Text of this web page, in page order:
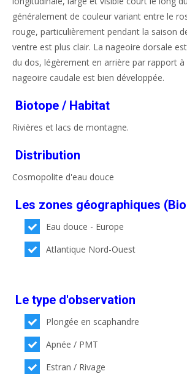
généralement de couleur variant entre le
rouge, particulièrement pendant la saison
ventre est plus clair. La nageoire dorsale
du dos, légèrement en arrière par rapport à
nageoire caudale est bien développée.
Biotope / Habitat
Rivières et lacs de montagne.
Distribution
Cosmopolite d'eau douce
Les zones géographiques
Eau douce - Europe
Atlantique Nord-Ouest
Le type d'observation
Plongée en scaphandre
Apnée / PMT
Estran / Rivage